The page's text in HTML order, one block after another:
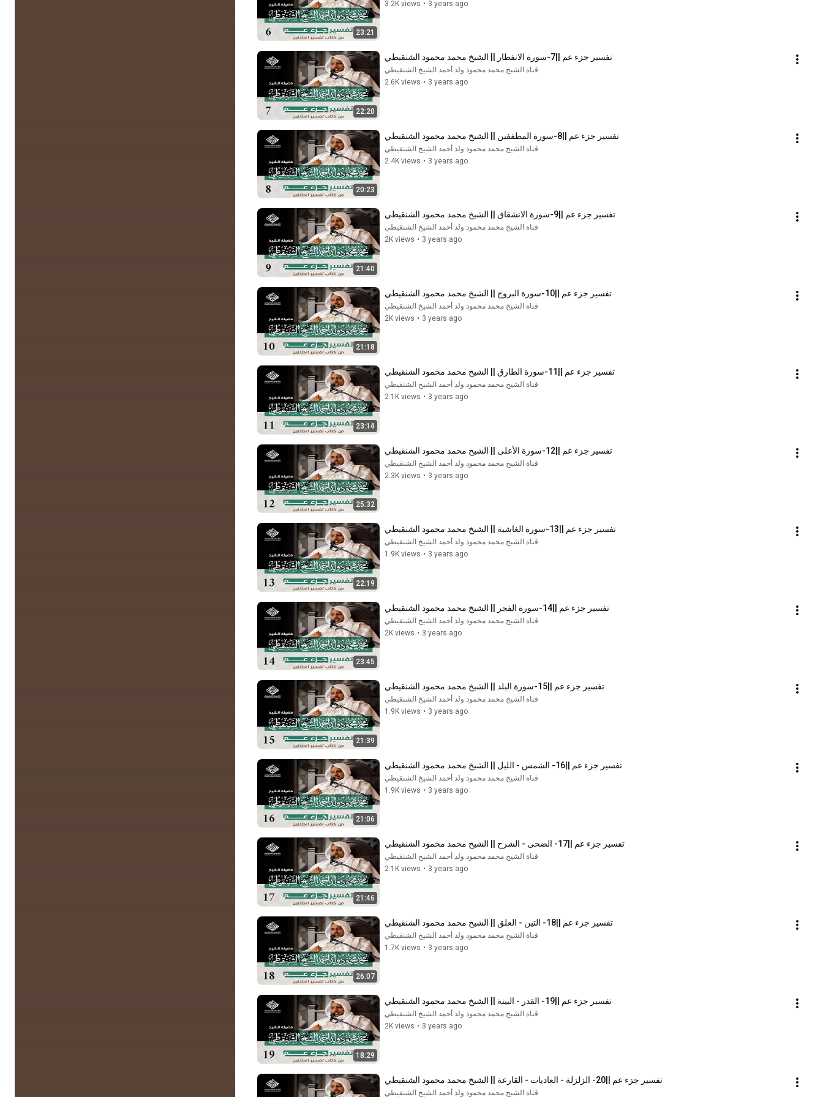
23:21
3.2K views • 3 years ago
22:20
تفسير جزء عم ||7-سورة الانفطار || الشيخ محمد محمود الشنقيطي
قناة الشيخ محمد محمود ولد أحمد الشيخ الشنقيطي
2.6K views • 3 years ago
20:23
تفسير جزء عم ||8-سورة المطففين || الشيخ محمد محمود الشنقيطي
قناة الشيخ محمد محمود ولد أحمد الشيخ الشنقيطي
2.4K views • 3 years ago
21:40
تفسير جزء عم ||9-سورة الانشقاق || الشيخ محمد محمود الشنقيطي
قناة الشيخ محمد محمود ولد أحمد الشيخ الشنقيطي
2K views • 3 years ago
21:18
تفسير جزء عم ||10-سورة البروج || الشيخ محمد محمود الشنقيطي
قناة الشيخ محمد محمود ولد أحمد الشيخ الشنقيطي
2K views • 3 years ago
23:14
تفسير جزء عم ||11-سورة الطارق || الشيخ محمد محمود الشنقيطي
قناة الشيخ محمد محمود ولد أحمد الشيخ الشنقيطي
2.1K views • 3 years ago
25:32
تفسير جزء عم ||12-سورة الأعلى || الشيخ محمد محمود الشنقيطي
قناة الشيخ محمد محمود ولد أحمد الشيخ الشنقيطي
2.3K views • 3 years ago
22:19
تفسير جزء عم ||13-سورة الغاشية || الشيخ محمد محمود الشنقيطي
قناة الشيخ محمد محمود ولد أحمد الشيخ الشنقيطي
1.9K views • 3 years ago
23:45
تفسير جزء عم ||14-سورة الفجر || الشيخ محمد محمود الشنقيطي
قناة الشيخ محمد محمود ولد أحمد الشيخ الشنقيطي
2K views • 3 years ago
21:39
تفسير جزء عم ||15-سورة البلد || الشيخ محمد محمود الشنقيطي
قناة الشيخ محمد محمود ولد أحمد الشيخ الشنقيطي
1.9K views • 3 years ago
21:06
تفسير جزء عم ||16- الشمس - الليل || الشيخ محمد محمود الشنقيطي
قناة الشيخ محمد محمود ولد أحمد الشيخ الشنقيطي
1.9K views • 3 years ago
21:46
تفسير جزء عم ||17- الضحى - الشرح || الشيخ محمد محمود الشنقيطي
قناة الشيخ محمد محمود ولد أحمد الشيخ الشنقيطي
2.1K views • 3 years ago
26:07
تفسير جزء عم ||18- التين - العلق || الشيخ محمد محمود الشنقيطي
قناة الشيخ محمد محمود ولد أحمد الشيخ الشنقيطي
1.7K views • 3 years ago
18:29
تفسير جزء عم ||19- القدر - البينة || الشيخ محمد محمود الشنقيطي
قناة الشيخ محمد محمود ولد أحمد الشيخ الشنقيطي
2K views • 3 years ago
تفسير جزء عم ||20- الزلزلة - العاديات - القارعة || الشيخ محمد محمود الشنقيطي
قناة الشيخ محمد محمود ولد أحمد الشيخ الشنقيطي